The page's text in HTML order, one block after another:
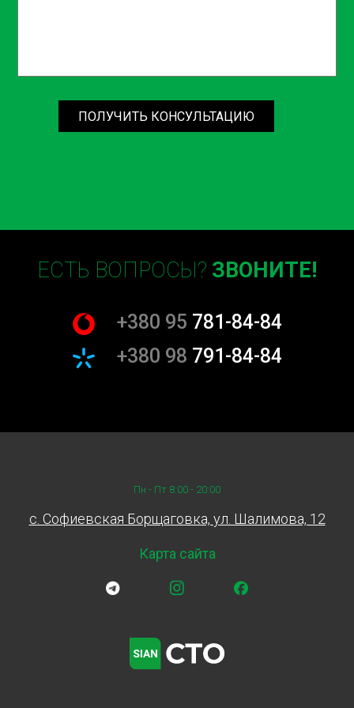
ПОЛУЧИТЬ КОНСУЛЬТАЦИЮ
ЕСТЬ ВОПРОСЫ? ЗВОНИТЕ!
+380 95 781-84-84
+380 98 791-84-84
Пн - Пт 8:00 - 20:00
c. Софиевская Борщаговка, ул. Шалимова, 12
Карта сайта